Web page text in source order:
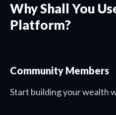
Why Shall You
Platform?
Community Members
Start building your wealth